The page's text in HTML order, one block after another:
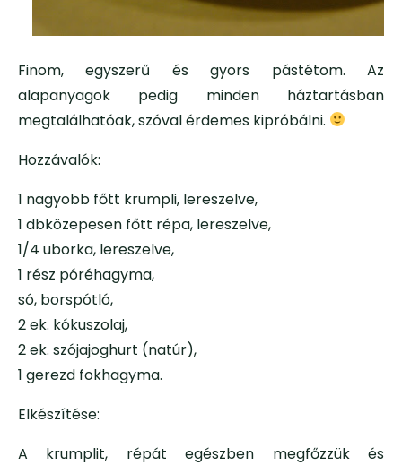
Finom, egyszerű és gyors pástétom. Az
alapanyagok pedig minden háztartásban
megtalálhatóak, szóval érdemes kipróbálni.
Hozzávalók:
1 nagyobb főtt krumpli, lereszelve,
1 dbközepesen főtt répa, lereszelve,
1/4 uborka, lereszelve,
1 rész póréhagyma,
só, borspótló,
2 ek. kókuszolaj,
2 ek. szójajoghurt (natúr),
1 gerezd fokhagyma.
Elkészítése:
A krumplit, répát egészben megfőzzük és